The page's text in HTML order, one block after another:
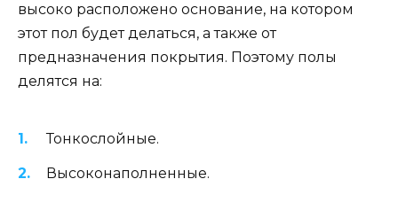
высоко расположено основание, на котором
этот пол будет делаться, а также от
предназначения покрытия. Поэтому полы
делятся на:
Тонкослойные.
Высоконаполненные.